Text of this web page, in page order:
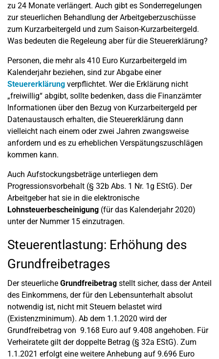
zu 24 Monate verlängert. Auch gibt es Sonderregelungen
zur steuerlichen Behandlung der Arbeitgeberzuschüsse
zum Kurzarbeitergeld und zum Saison-Kurzarbeitergeld.
Was bedeuten die Regeleung aber für die Steuererklärung?
Personen, die mehr als 410 Euro Kurzarbeitergeld im
Kalenderjahr beziehen, sind zur Abgabe einer
Steuererklärung verpflichtet. Wer die Erklärung nicht
„freiwillig“ abgibt, sollte bedenken, dass die Finanzämter
Informationen über den Bezug von Kurzarbeitergeld per
Datenaustausch erhalten, die Steuererklärung dann
vielleicht nach einem oder zwei Jahren zwangsweise
anfordern und es zu erheblichen Verspätungszuschlägen
kommen kann.
Auch Aufstockungsbeträge unterliegen dem
Progressionsvorbehalt (§ 32b Abs. 1 Nr. 1g EStG). Der
Arbeitgeber hat sie in die elektronische
Lohnsteuerbescheinigung (für das Kalenderjahr 2020)
unter der Nummer 15 einzutragen.
Steuerentlastung: Erhöhung des
Grundfreibetrages
Der steuerliche Grundfreibetrag stellt sicher, dass der Anteil
des Einkommens, der für den Lebensunterhalt absolut
notwendig ist, nicht mit Steuern belastet wird
(Existenzminimum). Ab dem 1.1.2020 wird der
Grundfreibetrag von 9.168 Euro auf 9.408 angehoben. Für
Verheiratete gilt der doppelte Betrag (§ 32a EStG). Zum
1.1.2021 erfolgt eine weitere Anhebung auf 9.696 Euro